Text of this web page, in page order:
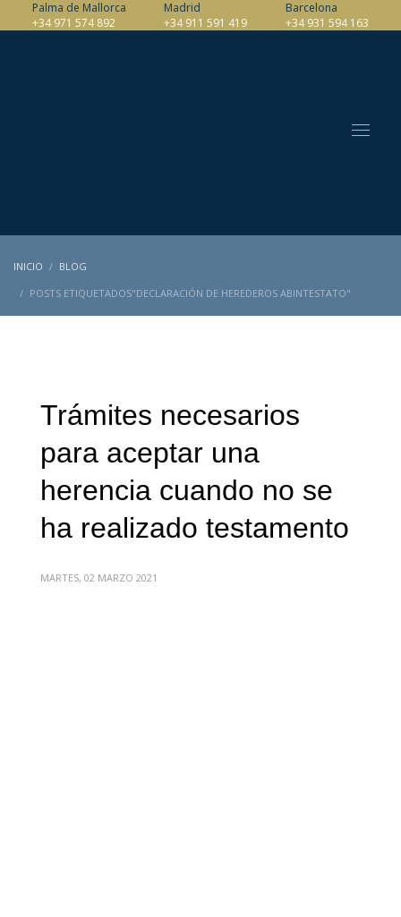
Palma de Mallorca
+34 971 574 892
Madrid
+34 911 591 419
Barcelona
+34 931 594 163
INICIO
BLOG
POSTS ETIQUETADOS"DECLARACIÓN DE HEREDEROS ABINTESTATO"
Trámites necesarios
para aceptar una
herencia cuando no se
ha realizado testamento
MARTES, 02 MARZO 2021